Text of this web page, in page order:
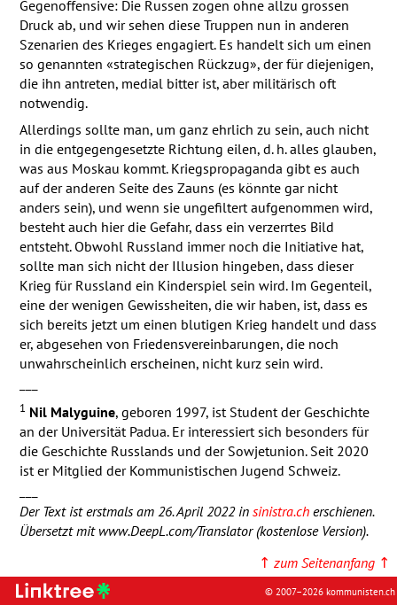
Gegenoffensive: Die Russen zogen ohne allzu grossen
Druck ab, und wir sehen diese Truppen nun in anderen
Szenarien des Krieges engagiert. Es handelt sich um einen
so genannten «strategischen Rückzug», der für diejenigen,
die ihn antreten, medial bitter ist, aber militärisch oft
notwendig.
Allerdings sollte man, um ganz ehrlich zu sein, auch nicht
in die entgegengesetzte Richtung eilen, d. h. alles glauben,
was aus Moskau kommt. Kriegspropaganda gibt es auch
auf der anderen Seite des Zauns (es könnte gar nicht
anders sein), und wenn sie ungefiltert aufgenommen wird,
besteht auch hier die Gefahr, dass ein verzerrtes Bild
entsteht. Obwohl Russland immer noch die Initiative hat,
sollte man sich nicht der Illusion hingeben, dass dieser
Krieg für Russland ein Kinderspiel sein wird. Im Gegenteil,
eine der wenigen Gewissheiten, die wir haben, ist, dass es
sich bereits jetzt um einen blutigen Krieg handelt und dass
er, abgesehen von Friedensvereinbarungen, die noch
unwahrscheinlich erscheinen, nicht kurz sein wird.
1 Nil Malyguine, geboren 1997, ist Student der Geschichte
an der Universität Padua. Er interessiert sich besonders für
die Geschichte Russlands und der Sowjetunion. Seit 2020
ist er Mitglied der Kommunistischen Jugend Schweiz.
Der Text ist erstmals am 26. April 2022 in sinistra.cherschienen.
Übersetzt mit www.DeepL.com/Translator (kostenlose Version).
↑ zum Seitenanfang ↑
© 2007–2026 kommunisten.ch